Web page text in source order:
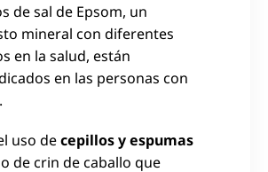
de sal de Epsom, un
mineral con diferentes
en la salud, están
en las personas con
uso decepillos y espumas
o de crin de caballo que